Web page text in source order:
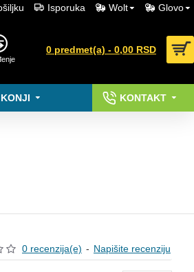
Isporuka Wolt Glovo
0 predmet(a) - 0,00 RSD
KONJI KONTAKT
0 recenzija(e) - Napišite recenziju